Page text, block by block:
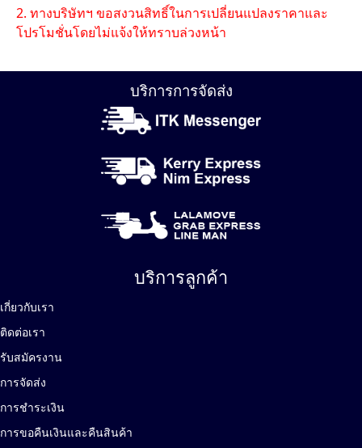
2. ทางบริษัทฯ ขอสงวนสิทธิ์ในการเปลี่ยนแปลงราคาและ
โปรโมชั่นโดยไม่แจ้งให้ทราบล่วงหน้า
บริการการจัดส่ง
บริการลูกค้า
เกี่ยวกับเรา
ติดต่อเรา
รับสมัครงาน
การจัดส่ง
การชำระเงิน
การขอคืนเงินและคืนสินค้า